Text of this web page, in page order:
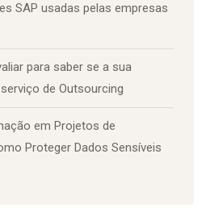
SAP usadas pelas empresas
para saber se a sua
de Outsourcing
em Projetos de
Proteger Dados Sensíveis